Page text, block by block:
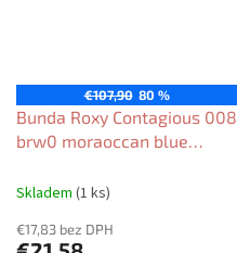
€107,90 80 %
Bunda Roxy Contagious 008
brw0 moraoccan blue
Skladem (1 ks)
€17,83 bez DPH